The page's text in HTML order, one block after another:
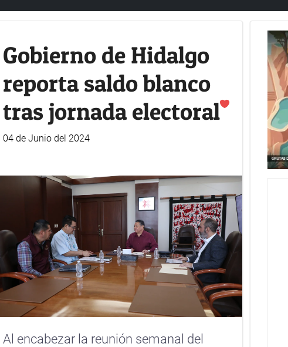
Gobierno de Hidalgo
reporta saldo blanco
tras jornada electoral
04 de Junio del 2024
Al encabezar la reunión semanal del